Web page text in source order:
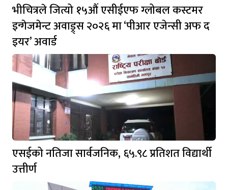
भीचित्रले जित्यो १५औं एसीईएफ ग्लोबल कस्टमर
इन्गेजमेन्ट अवाड्र्स २०२६ मा ‘पीआर एजेन्सी अफ द
इयर’ अवार्ड
एसईको नतिजा सार्वजनिक, ६५.९८ प्रतिशत विद्यार्थी
उत्तीर्ण